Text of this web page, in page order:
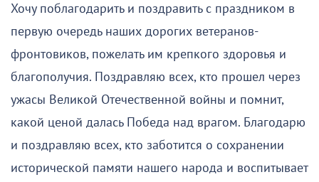
Хочу поблагодарить и поздравить с праздником в
первую очередь наших дорогих ветеранов-
фронтовиков, пожелать им крепкого здоровья и
благополучия. Поздравляю всех, кто прошел через
ужасы Великой Отечественной войны и помнит,
какой ценой далась Победа над врагом. Благодарю
и поздравляю всех, кто заботится о сохранении
исторической памяти нашего народа и воспитывает